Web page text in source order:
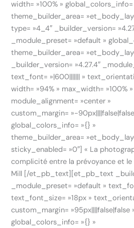
width= »100% » global_colors_info=
theme_builder_area=
type= »4_4″ _builder_version=
_module_preset= »default »
theme_builder_area=
_builder_version= »4.27.4″
text_font= »|600||||||| »
width= »94% » max_width= »100% »
module_alignment= »center »
custom_margin= »-
global_colors_info= »{} »
theme_builder_area=
sticky_enabled= »0″] « La
complicité entre la prévoyance et
Mill [/et_pb_text][et_pb_text
_module_preset= »default »
text_font_size= »18px »
custom_margin= »95px||||false|false
global_colors_info= »{} »